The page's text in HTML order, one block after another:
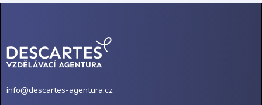
info@descartes-agentura.cz